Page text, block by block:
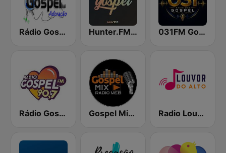
Rádio Gospel Adoração Hunter.FM - Gospel 031FM Gospel
Rádio Gospel FM Gospel Mix SP Radio Louvor do Alto